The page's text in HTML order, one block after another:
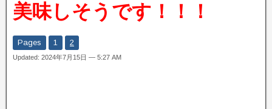
美味しそうです！！！
Pages 1 2
Updated: 2024年7月15日 — 5:27 AM